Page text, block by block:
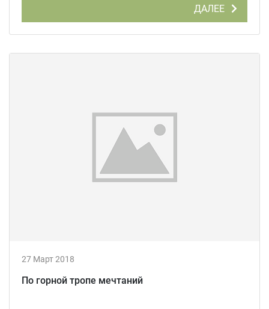
ДАЛЕЕ
27 Март 2018
По горной тропе мечтаний